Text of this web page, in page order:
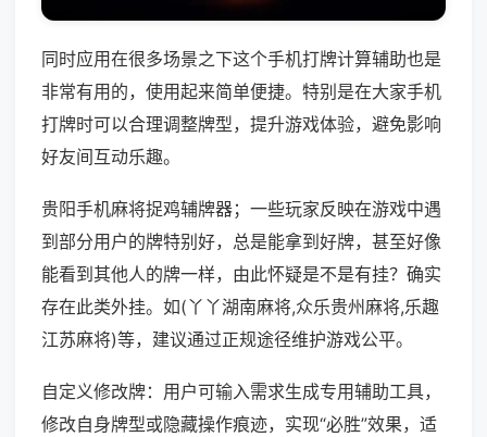
同时应用在很多场景之下这个手机打牌计算辅助也是
非常有用的，使用起来简单便捷。特别是在大家手机
打牌时可以合理调整牌型，提升游戏体验，避免影响
好友间互动乐趣。
贵阳手机麻将捉鸡辅牌器；一些玩家反映在游戏中遇
到部分用户的牌特别好，总是能拿到好牌，甚至好像
能看到其他人的牌一样，由此怀疑是不是有挂？确实
存在此类外挂。如(丫丫湖南麻将,众乐贵州麻将,乐趣
江苏麻将)等，建议通过正规途径维护游戏公平。
自定义修改牌：用户可输入需求生成专用辅助工具，
修改自身牌型或隐藏操作痕迹，实现“必胜”效果，适